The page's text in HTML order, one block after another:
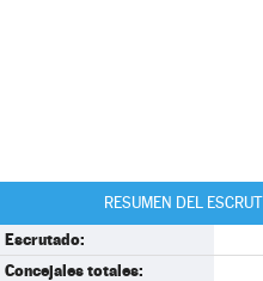
RESUMEN DEL
Escrutado:
Concejales totales: